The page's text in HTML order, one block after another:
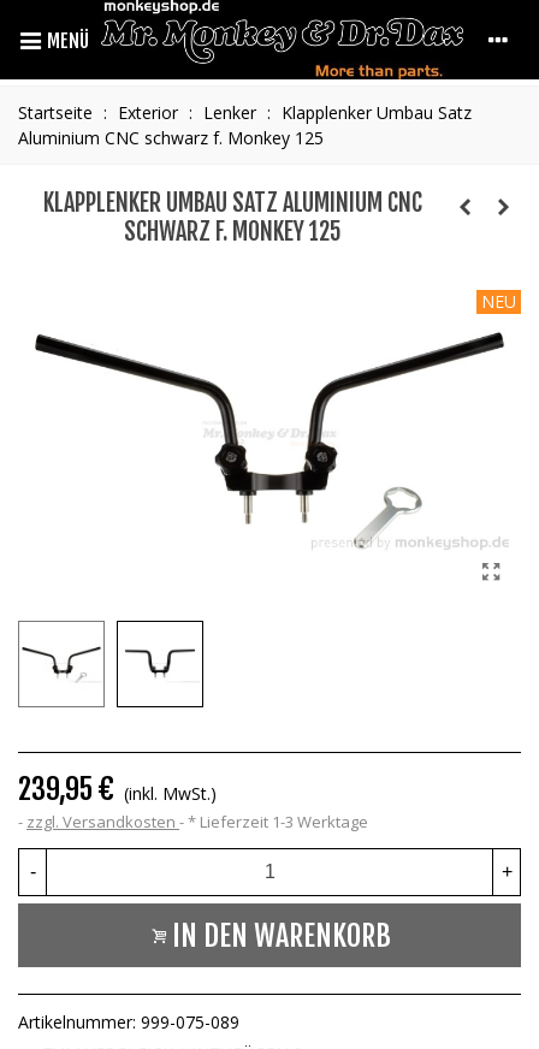
MENÜ
Startseite : Exterior : Lenker : Klapplenker Umbau Satz
Aluminium CNC schwarz f. Monkey 125
KLAPPLENKER UMBAU SATZ ALUMINIUM CNC
SCHWARZ F. MONKEY 125
NEU
239,95 € (inkl. MwSt.)
zzgl. Versandkosten * Lieferzeit 1-3 Werktage
- +
IN DEN WARENKORB
Artikelnummer: 999-075-089